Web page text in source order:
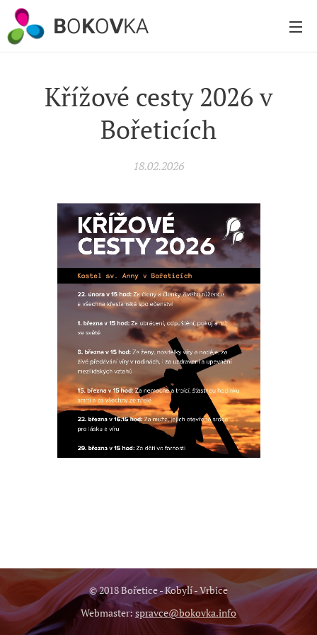
BOKOVKA
Křížové cesty 2026 v
Bořeticích
18.02.2026
© 2018 Bořetice - Kobylí - Vrbice
Webmaster: spravce@bokovka.info